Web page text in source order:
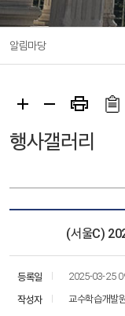
알림마당
행사갤러리
(서울C)
등록일
2025-03-25
작성자
교수학습개발